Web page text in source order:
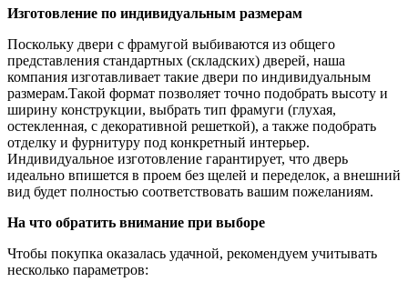
Изготовление по индивидуальным размерам
Поскольку двери с фрамугой выбиваются из общего
представления стандартных (складских) дверей, наша
компания изготавливает такие двери по индивидуальным
размерам.Такой формат позволяет точно подобрать высоту и
ширину конструкции, выбрать тип фрамуги (глухая,
остекленная, с декоративной решеткой), а также подобрать
отделку и фурнитуру под конкретный интерьер.
Индивидуальное изготовление гарантирует, что дверь
идеально впишется в проем без щелей и переделок, а внешний
вид будет полностью соответствовать вашим пожеланиям.
На что обратить внимание при выборе
Чтобы покупка оказалась удачной, рекомендуем учитывать
несколько параметров: